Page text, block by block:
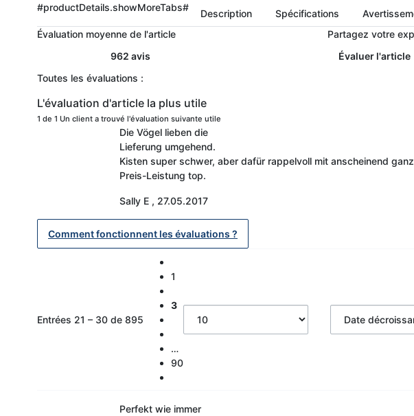
#productDetails.showMoreTabs#
Description Spécifications
Évaluation moyenne de l'article
962 avis
Partagez votre
Évaluer l'article
Toutes les évaluations :
L'évaluation d'article la plus utile
1 de 1 Un client a trouvé l'évaluation suivante utile
Die Vögel lieben die
Lieferung umgehend.
Kisten super schwer, aber dafür rappelvoll mit anscheinend
Preis-Leistung top.
Sally E , 27.05.2017
Comment fonctionnent les évaluations ?
Entrées 21 – 30 de 895
1
3
…
90
Perfekt wie immer